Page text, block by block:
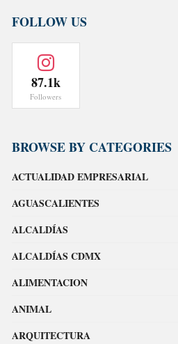
FOLLOW US
87.1k
Followers
BROWSE BY CATEGORIES
ACTUALIDAD EMPRESARIAL
AGUASCALIENTES
ALCALDÍAS
ALCALDÍAS CDMX
ALIMENTACION
ANIMAL
ARQUITECTURA